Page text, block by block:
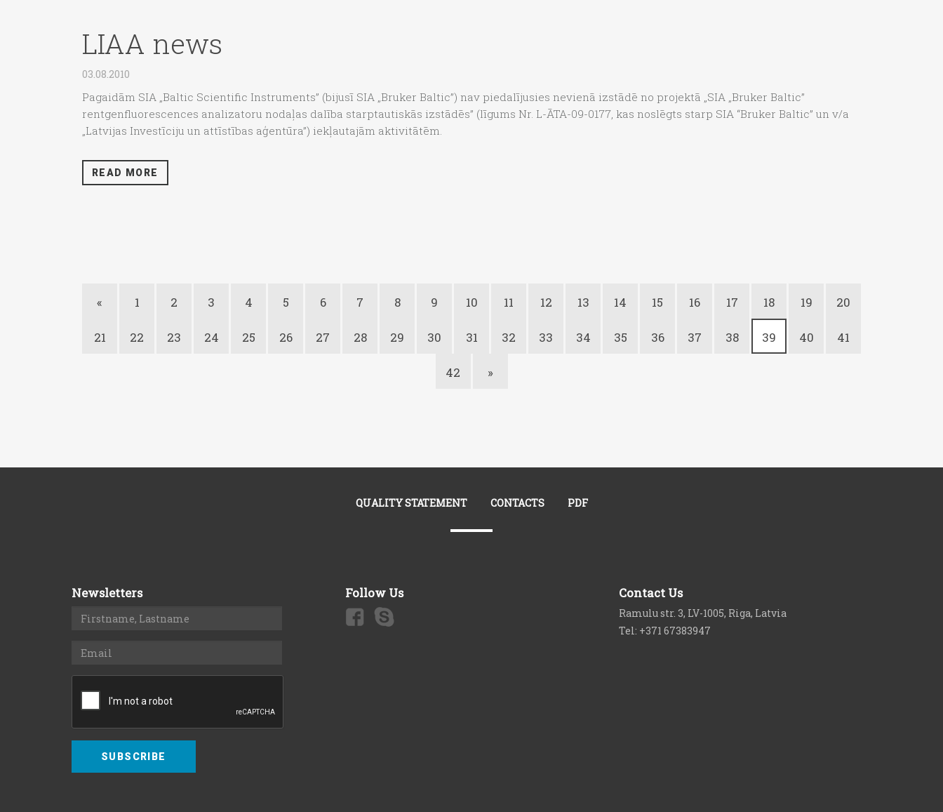
LIAA news
03.08.2010
Pagaidām SIA „Baltic Scientific Instruments” (bijusī SIA „Bruker Baltic”) nav piedalījusies nevienā izstādē no projektā „SIA „Bruker Baltic”
rentgenfluorescences analizatoru nodaļas dalība starptautiskās izstādēs” (līgums Nr. L-ĀTA-09-0177, kas noslēgts starp SIA “Bruker Baltic” un v/a
„Latvijas Investīciju un attīstības aģentūra”) iekļautajām aktivitātēm.
READ MORE
« 1 2 3 4 5 6 7 8 9 10 11 12 13 14 15 16 17 18 19 20
21 22 23 24 25 26 27 28 29 30 31 32 33 34 35 36 37 38 39 40 41
42 »
QUALITY STATEMENT CONTACTS PDF
Newsletters
SUBSCRIBE
Follow Us Contact Us
Ramulu str. 3, LV-1005, Riga, Latvia
Tel: +371 67383947